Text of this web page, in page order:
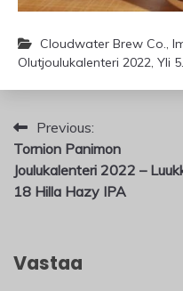
Cloudwater Brew Co.,
Olutjoulukalenteri 2022, Yli
Artikkelien
selaus
Previous:
Tornion Panimon
Joulukalenteri 2022 –
18 Hilla Hazy IPA
Vastaa